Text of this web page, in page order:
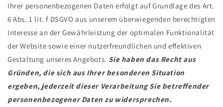
Ihrer personenbezogenen Daten erfolgt auf Grundlage des Art.
6 Abs. 1 lit. f DSGVO aus unserem überwiegenden berechtigten
Interesse an der Gewährleistung der optimalen Funktionalität
der Website sowie einer nutzerfreundlichen und effektiven
Gestaltung unseres Angebots. Sie haben das Recht aus
Gründen, die sich aus Ihrer besonderen Situation
ergeben, jederzeit dieser Verarbeitung Sie betreffender
personenbezogener Daten zu widersprechen.